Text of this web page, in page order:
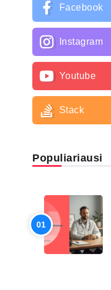
Facebook
Instagram
Youtube
Stack
Populiariausi